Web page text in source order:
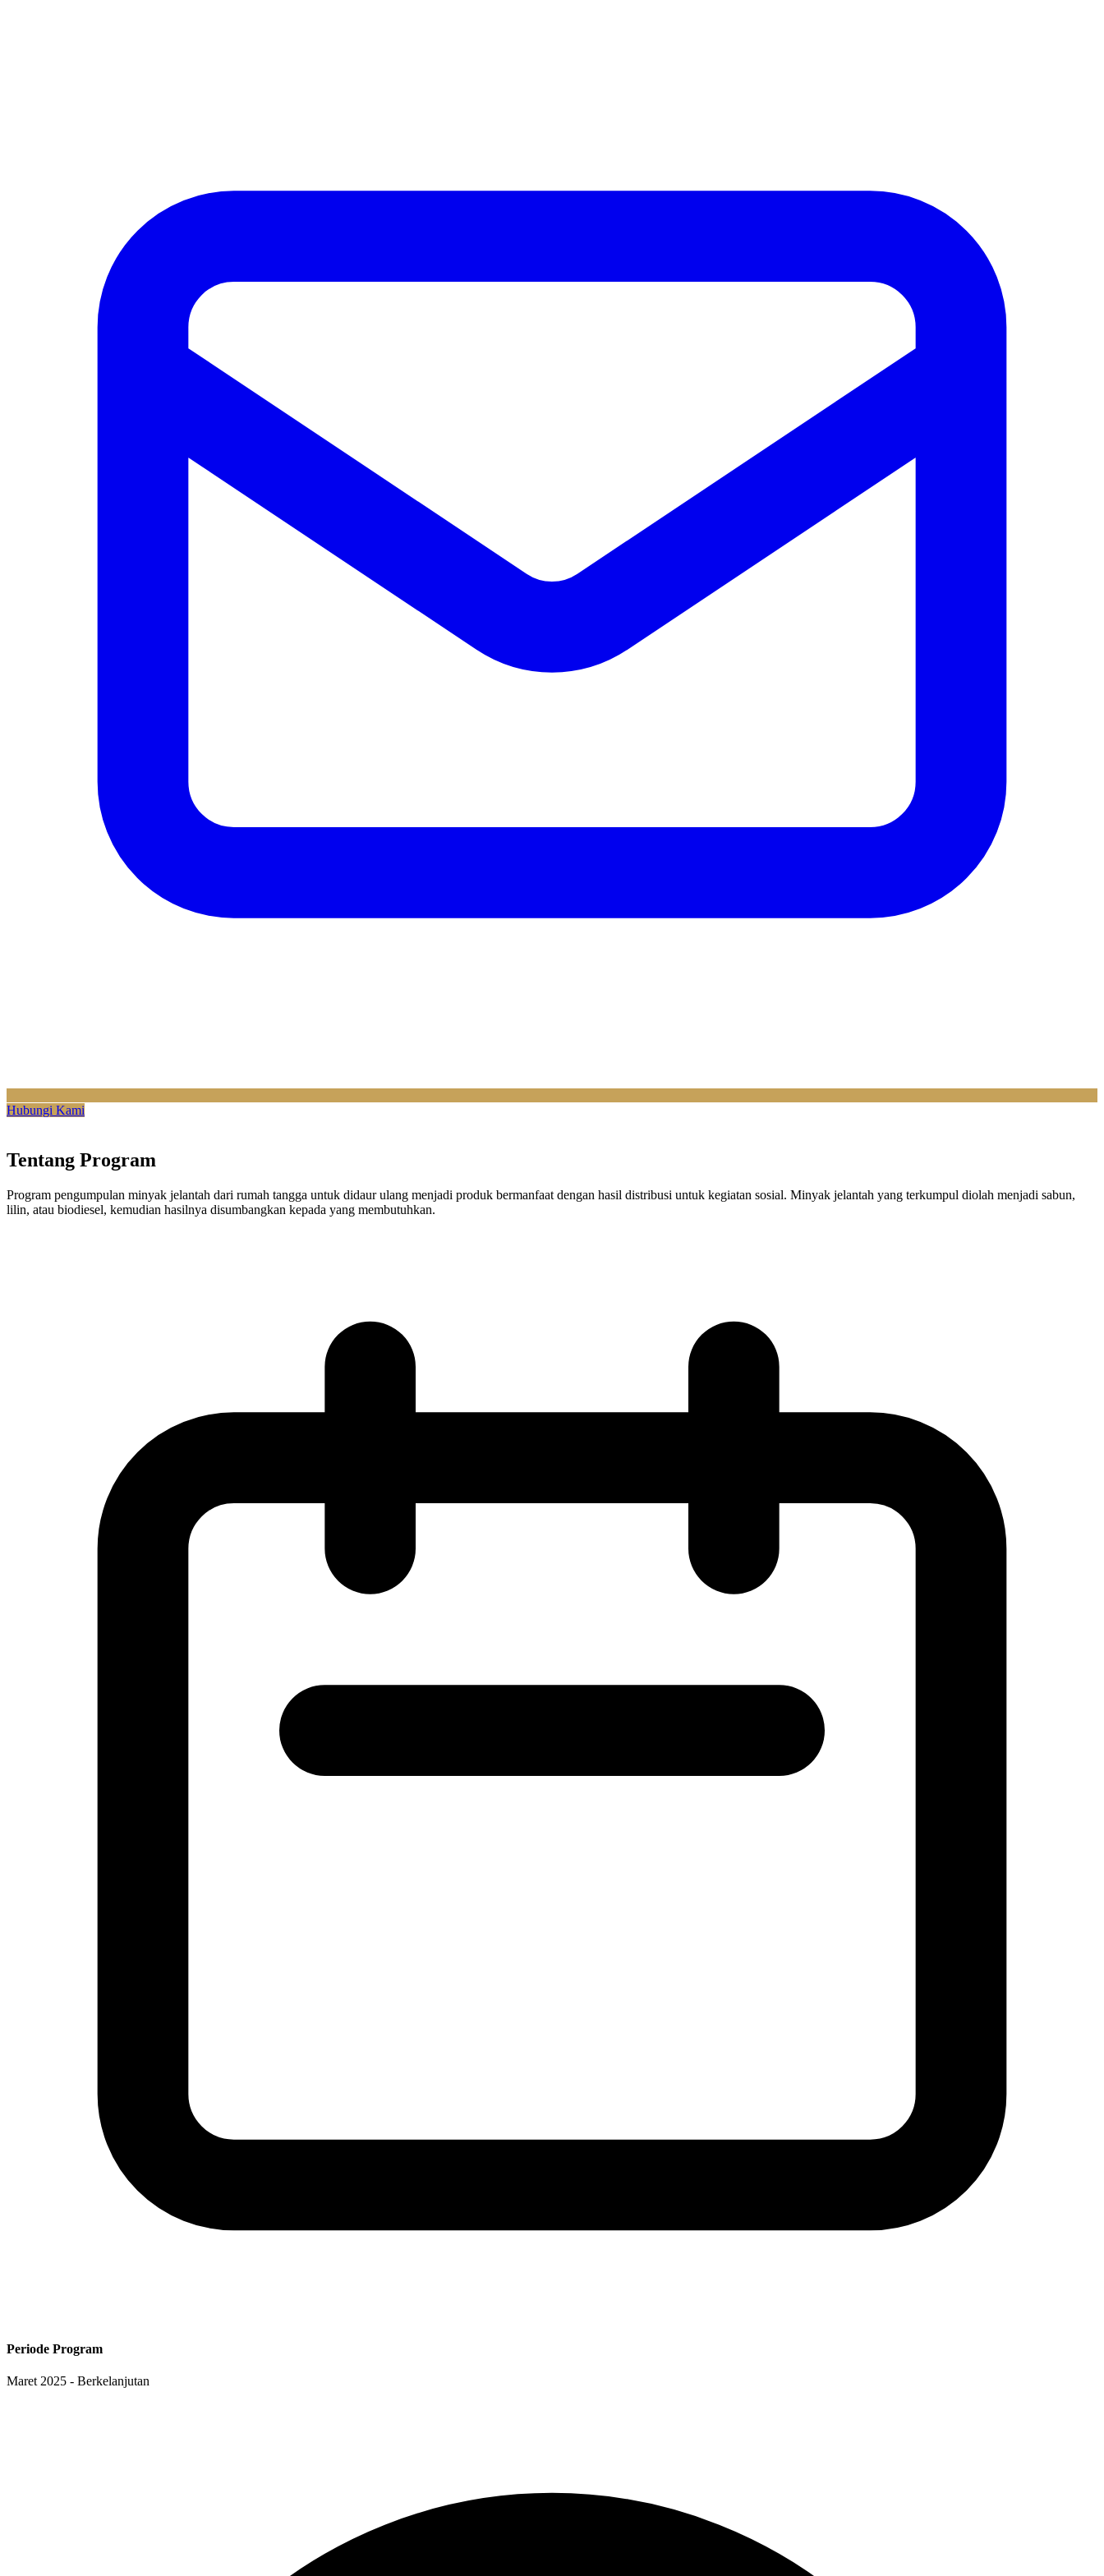
Hubungi Kami
Tentang Program
Program pengumpulan minyak jelantah dari rumah tangga untuk didaur ulang menjadi produk bermanfaat dengan hasil distribusi untuk kegiatan sosial. Minyak jelantah yang terkumpul diolah menjadi sabun,
lilin, atau biodiesel, kemudian hasilnya disumbangkan kepada yang membutuhkan.
Periode Program
Maret 2025 - Berkelanjutan